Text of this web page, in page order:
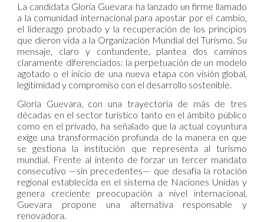
La candidata Gloria Guevara ha lanzado un firme llamado
a la comunidad internacional para apostar por el cambio,
el liderazgo probado y la recuperación de los principios
que dieron vida a la Organización Mundial del Turismo. Su
mensaje, claro y contundente, plantea dos caminos
claramente diferenciados: la perpetuación de un modelo
agotado o el inicio de una nueva etapa con visión global,
legitimidad y compromiso con el desarrollo sostenible.
Gloria Guevara, con una trayectoria de más de tres
décadas en el sector turístico tanto en el ámbito público
como en el privado, ha señalado que la actual coyuntura
exige una transformación profunda de la manera en que
se gestiona la institución que representa al turismo
mundial. Frente al intento de forzar un tercer mandato
consecutivo —sin precedentes— que desafía la rotación
regional establecida en el sistema de Naciones Unidas y
genera creciente preocupación a nivel internacional,
Guevara propone una alternativa responsable y
renovadora.